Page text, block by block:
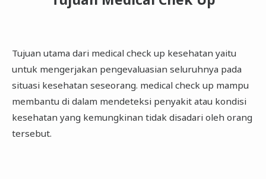
Tujuan utama dari medical check up kesehatan yaitu
untuk mengerjakan pengevaluasian seluruhnya pada
situasi kesehatan seseorang. medical check up mampu
membantu di dalam mendeteksi penyakit atau kondisi
kesehatan yang kemungkinan tidak disadari oleh orang
tersebut.